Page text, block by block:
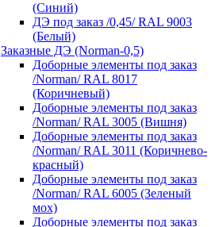
(Синий)
ДЭ под заказ /0,45/ RAL 9003
(Белый)
Заказные ДЭ (Norman-0,5)
Доборные элементы под заказ
/Norman/ RAL 8017
(Коричневый)
Доборные элементы под заказ
/Norman/ RAL 3005 (Вишня)
Доборные элементы под заказ
/Norman/ RAL 3011 (Коричнево-
красный)
Доборные элементы под заказ
/Norman/ RAL 6005 (Зеленый
мох)
Доборные элементы под заказ